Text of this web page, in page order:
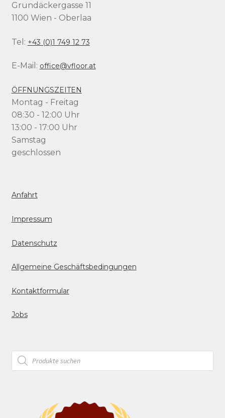
Grundäckergasse 11
1100 Wien - Oberlaa
Tel: +43 (0)1 749 12 73
E-Mail: office@vfloor.at
ÖFFNUNGSZEITEN
Montag - Freitag
08:30 - 12:00 Uhr
13:00 - 17:00 Uhr
Samstag
geschlossen
Anfahrt
Impressum
Datenschutz
Allgemeine Geschäftsbedingungen
Kontaktformular
Jobs
Products
search